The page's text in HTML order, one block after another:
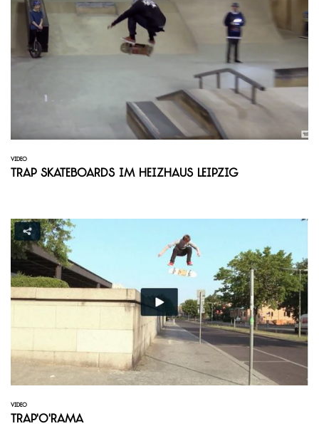
VIDEO
Trap Skateboards im Heizhaus Leipzig
VIDEO
Trap'o'Rama